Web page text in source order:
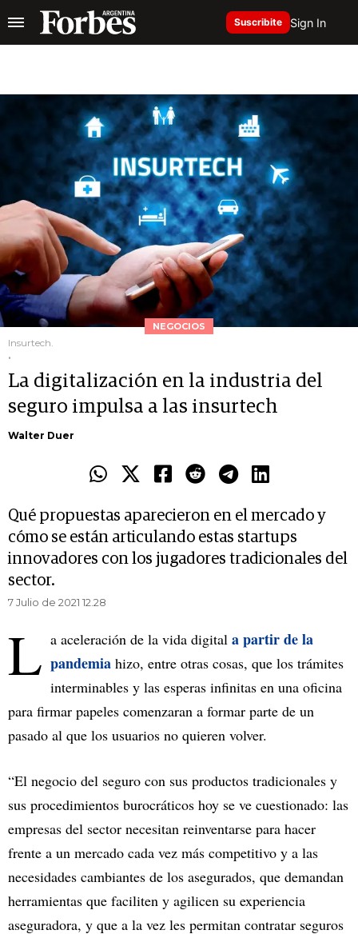
Suscribite Sign In
NEGOCIOS
Insurtech.
.
La digitalización en la industria del
seguro impulsa a las insurtech
Walter Duer
Qué propuestas aparecieron en el mercado y
cómo se están articulando estas startups
innovadores con los jugadores tradicionales del
sector.
7 Julio de 2021 12.28
L a aceleración de la vida digital a partir de la
pandemia hizo, entre otras cosas, que los trámites
interminables y las esperas infinitas en una oficina
para firmar papeles comenzaran a formar parte de un
pasado al que los usuarios no quieren volver.
“El negocio del seguro con sus productos tradicionales y
sus procedimientos burocráticos hoy se ve cuestionado: las
empresas del sector necesitan reinventarse para hacer
frente a un mercado cada vez más competitivo y a las
necesidades cambiantes de los asegurados, que demandan
herramientas que faciliten y agilicen su experiencia
aseguradora, y que a la vez les permitan contratar seguros